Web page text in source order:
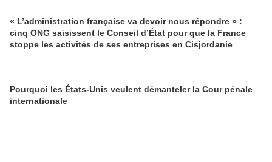
« L’administration française va devoir nous répondre » :
cinq ONG saisissent le Conseil d’État pour que la France
stoppe les activités de ses entreprises en Cisjordanie
Pourquoi les États-Unis veulent démanteler la Cour pénale
internationale